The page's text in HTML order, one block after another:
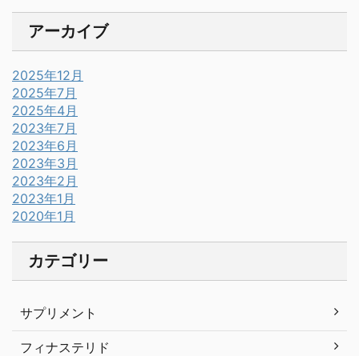
アーカイブ
2025年12月
2025年7月
2025年4月
2023年7月
2023年6月
2023年3月
2023年2月
2023年1月
2020年1月
カテゴリー
サプリメント
フィナステリド